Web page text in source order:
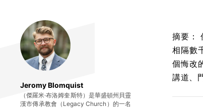
Jeromy Blomquist
（傑羅米·布洛姆奎斯特）是華盛頓州貝靈
漢市傳承教會（Legacy Church）的一名
摘要：
相隔數
個悔改
講道、